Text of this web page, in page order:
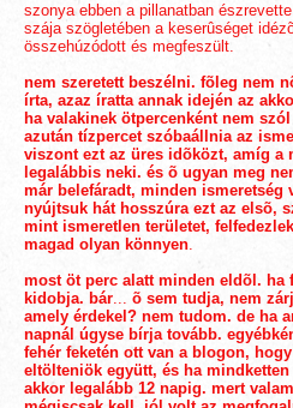
szonya ebben a pillanatban
szája szögletében a keserûséget
összehúzódott és megfeszült.
nem szeretett beszélni. fõleg nem
írta, azaz íratta annak idején az
ha valakinek ötpercenként nem szól
azután tízpercet szóbaállnia az
viszont ezt az üres idõközt, amíg a
legalábbis neki. és õ ugyan meg
már belefáradt, minden ismeretség
nyújtsuk hát hosszúra ezt az elsõ,
mint ismeretlen területet,
magad olyan könnyen.
most öt perc alatt minden eldõl. ha
kidobja. bár... õ sem tudja, nem
amely érdekel? nem tudom. de ha
napnál úgyse bírja tovább.
fehér feketén ott van a blogon,
eltölteniök együtt, és ha
akkor legalább 12 napig. mert